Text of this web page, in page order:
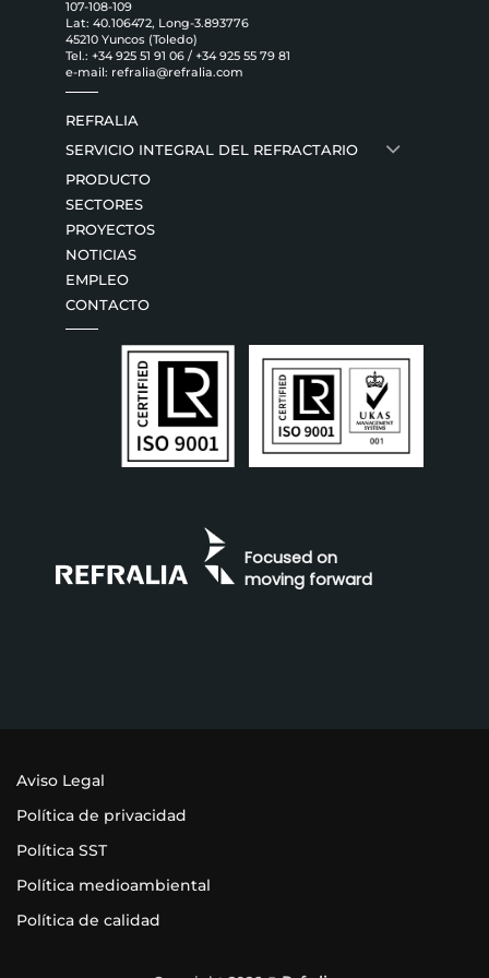
107-108-109
Lat: 40.106472, Long-3.893776
45210 Yuncos (Toledo)
Tel.: +34 925 51 91 06 / +34 925 55 79 81
e-mail: refralia@refralia.com
REFRALIA
SERVICIO INTEGRAL DEL REFRACTARIO
PRODUCTO
SECTORES
PROYECTOS
NOTICIAS
EMPLEO
CONTACTO
Focused on
moving forward
Aviso Legal
Política de privacidad
Política SST
Política medioambiental
Política de calidad